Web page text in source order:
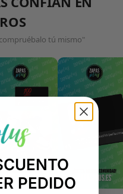
tú mismo"
PEDIDO